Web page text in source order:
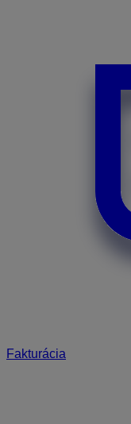
Fakturácia